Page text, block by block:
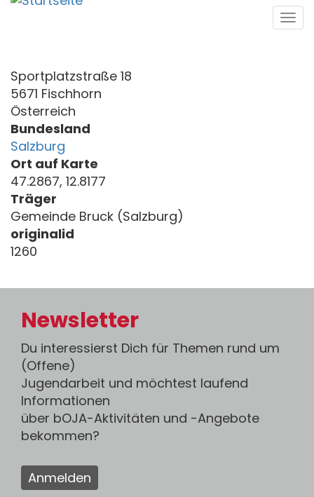
Direkt
Sportplatzstraße 18
5671 Fischhorn
Österreich
Bundesland
Salzburg
Ort auf Karte
47.2867, 12.8177
Träger
Gemeinde Bruck (Salzburg)
originalid
1260
Newsletter
Du interessierst Dich für Themen rund um
(Offene)
Jugendarbeit und möchtest laufend
Informationen
über bOJA-Aktivitäten und -Angebote
bekommen?
Anmelden